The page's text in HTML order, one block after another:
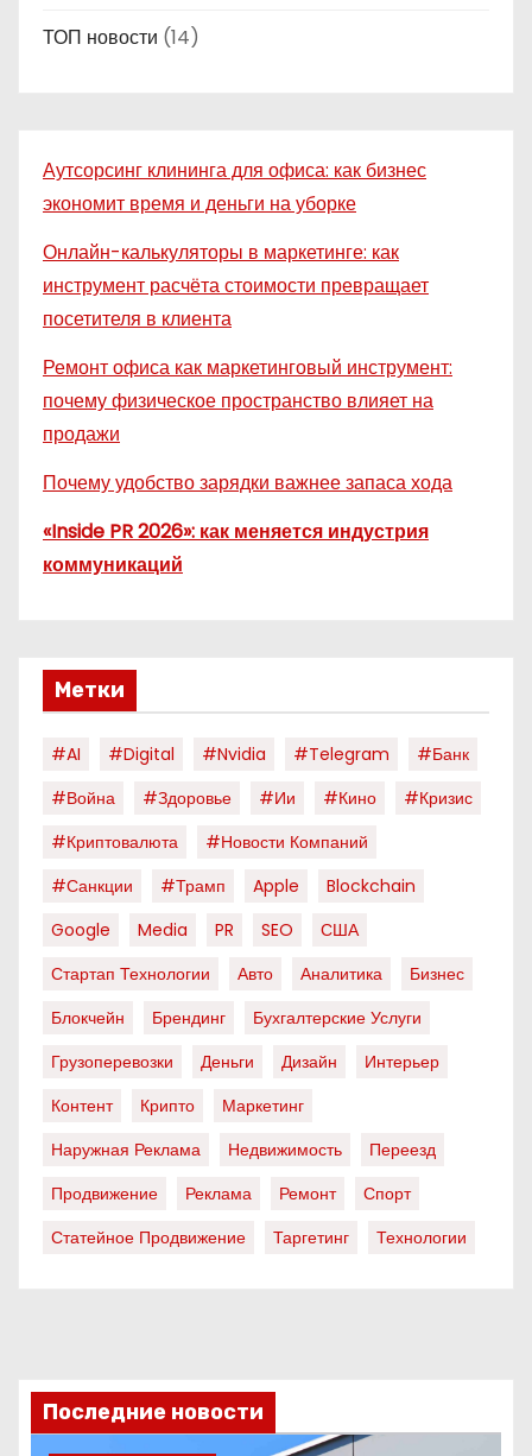
ТОП новости (14)
Аутсорсинг клининга для офиса: как бизнес
экономит время и деньги на уборке
Онлайн-калькуляторы в маркетинге: как
инструмент расчёта стоимости превращает
посетителя в клиента
Ремонт офиса как маркетинговый инструмент:
почему физическое пространство влияет на
продажи
Почему удобство зарядки важнее запаса хода
«Inside PR 2026»: как меняется индустрия
коммуникаций
Метки
#AI #digital #nvidia #telegram
#банк
#война
#здоровье #ии #кино
#кризис
#криптовалюта
#новости Компаний
#санкции
#трамп Apple
Blockchain
Google
Media PR SEO
США
Стартап Технологии
Авто Аналитика
Бизнес
Блокчейн
Брендинг
Бухгалтерские Услуги
Грузоперевозки
Деньги Дизайн
Интерьер
Контент
Крипто
Маркетинг
Наружная Реклама
Недвижимость
Переезд
Продвижение
Реклама Ремонт
Спорт
Статейное Продвижение
Таргетинг Технологии
Последние новости